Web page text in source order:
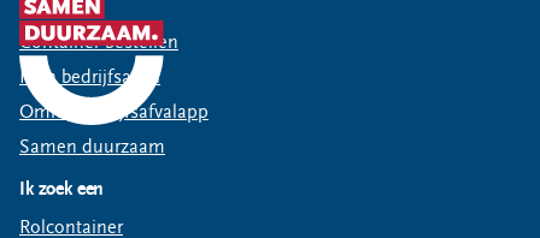
Container bestellen
Mijn bedrijfsafval
Omrin Bedrijfsafvalapp
Samen duurzaam
Ik zoek een
Rolcontainer